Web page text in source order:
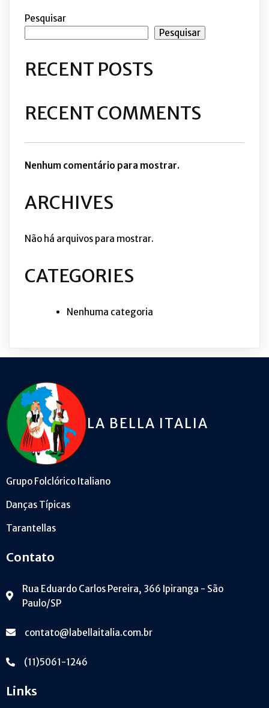
Pesquisar
Pesquisar
RECENT POSTS
RECENT COMMENTS
Nenhum comentário para mostrar.
ARCHIVES
Não há arquivos para mostrar.
CATEGORIES
Nenhuma categoria
LA BELLA ITALIA
Grupo Folclórico Italiano
Danças Típicas
Tarantellas
Contato
Rua Eduardo Carlos Pereira, 366 Ipiranga - São
Paulo/SP
contato@labellaitalia.com.br
(11)5061-1246
Links